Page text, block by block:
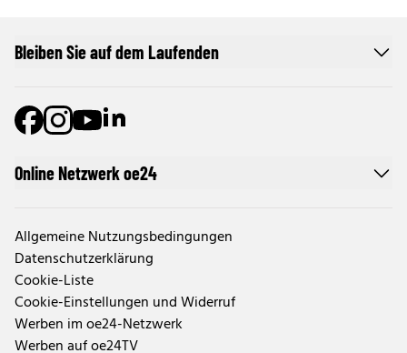
Online Netzwerk oe24
Allgemeine Nutzungsbedingungen
Datenschutzerklärung
Cookie-Liste
Cookie-Einstellungen und Widerruf
Werben im oe24-Netzwerk
Werben auf oe24TV
Bleiben Sie auf dem Laufenden